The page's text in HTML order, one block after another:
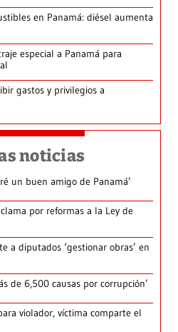
en Panamá: diésel aumenta
especial a Panamá para
gastos y privilegios a
noticias
un buen amigo de Panamá’
por reformas a la Ley de
a diputados ‘gestionar obras’ en
de 6,500 causas por corrupción’
violador, víctima comparte el